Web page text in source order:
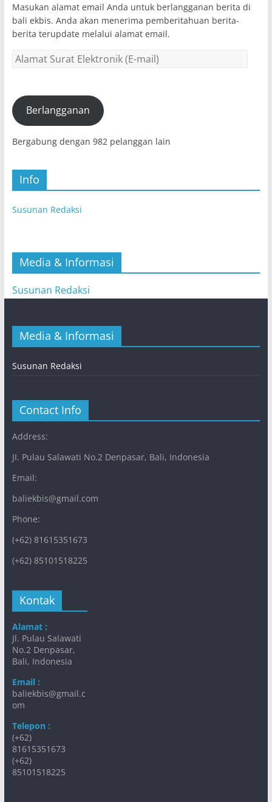
Masukan alamat email Anda untuk berlangganan berita di
bali ekbis. Anda akan menerima pemberitahuan berita-
berita terupdate melalui alamat email.
Alamat
(E-
mail)Berlangganan
Bergabung dengan 982 pelanggan lain
Info
Susunan Redaksi
Media & Informasi
Susunan Redaksi
Media & Informasi
Susunan Redaksi
Contact Info
Address:
JI. Pulau Salawati No.2 Denpasar, Bali, Indonesia
Email:
baliekbis@gmail.com
Phone:
(+62) 81615351673
(+62) 85101518225
Kontak
Alamat :
Jl. Pulau Salawati
No.2 Denpasar,
Bali, Indonesia
Email :
baliekbis@gmail.c
om
Telepon :
(+62)
81615351673
(+62)
85101518225